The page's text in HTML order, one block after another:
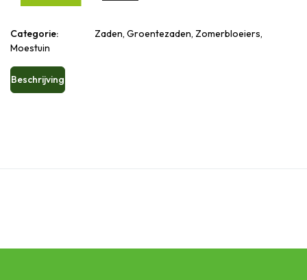
Categorie:
Zaden, Groentezaden, Zomerbloeiers,
Moestuin
Beschrijving